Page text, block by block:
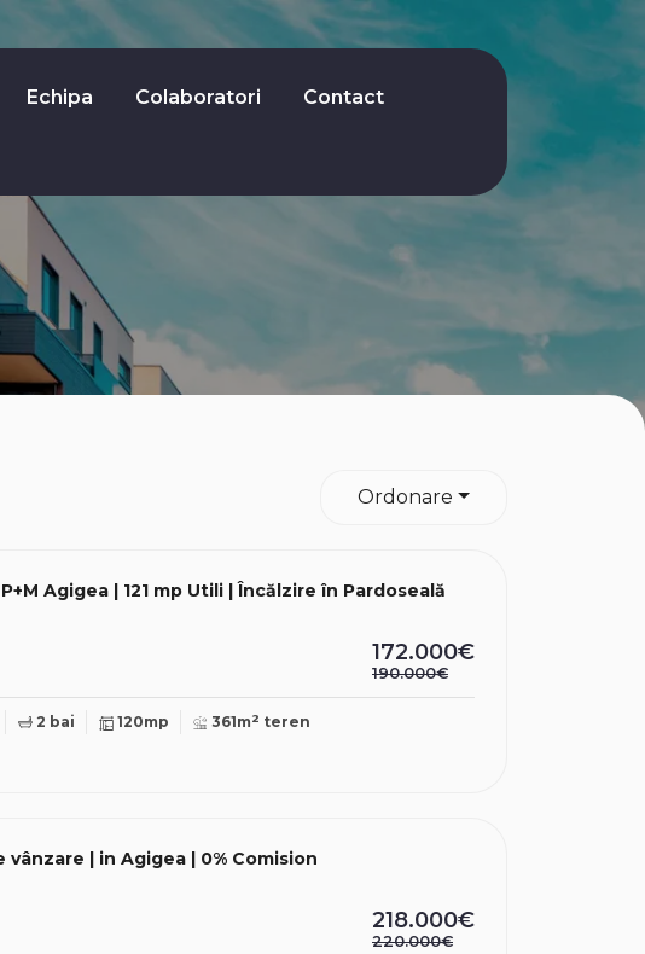
Echipa Colaboratori Contact
Ordonare
Agigea | 121 mp Utili | Încălzire în Pardoseală
172.000€
190.000€
2 bai 120mp 361m2 teren
vânzare | in Agigea | 0% Comision
218.000€
220.000€